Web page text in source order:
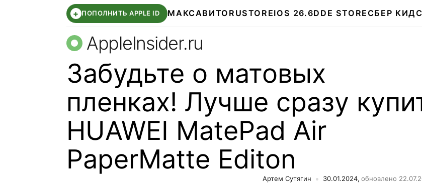
+ ПОПОЛНИТЬ APPLE ID МАКСАВИТО RUSTOREIOS 26.6DDE STORE СБЕР КИДС
AppleInsider.ru
Забудьте о матовых
пленках! Лучше сразу
HUAWEI MatePad Air
PaperMatte Editon
Артем Сутягин 30.01.2024, обновлено